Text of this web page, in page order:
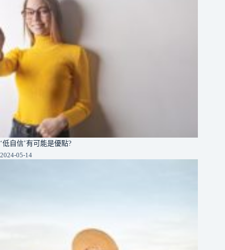
‘低自信’有可能是優點?
2024-05-14